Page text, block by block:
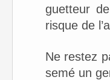
guetteur
risque de
Ne restez
semé un